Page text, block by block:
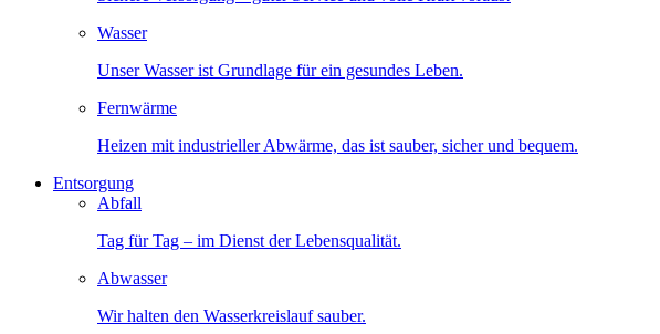
Wasser
Unser Wasser ist Grundlage für ein gesundes Leben.
Fernwärme
Heizen mit industrieller Abwärme, das ist sauber, sicher und bequem.
Entsorgung
Abfall
Tag für Tag – im Dienst der Lebensqualität.
Abwasser
Wir halten den Wasserkreislauf sauber.